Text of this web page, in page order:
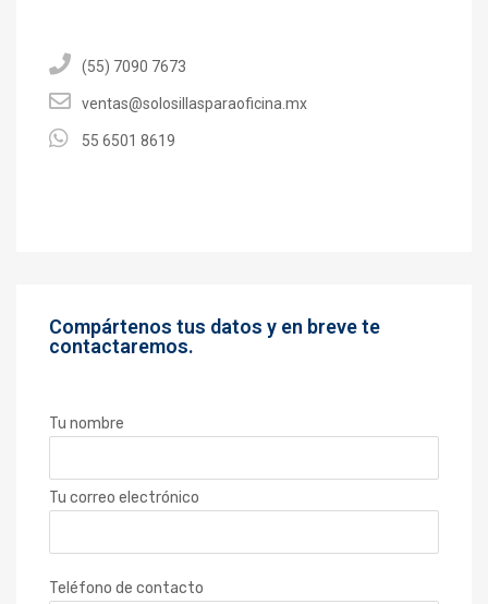
(55) 7090 7673
ventas@solosillasparaoficina.mx
55 6501 8619
Compártenos tus datos y en breve te
contactaremos.
Tu nombre
Tu correo electrónico
Teléfono de contacto